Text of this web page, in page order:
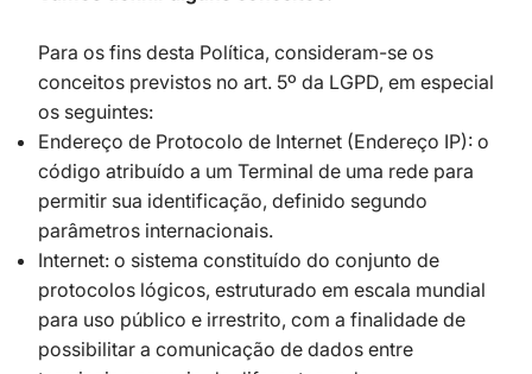
Para os fins desta Política, consideram-se os
conceitos previstos no art. 5º da LGPD, em especial
os seguintes:
Endereço de Protocolo de Internet (Endereço IP): o
código atribuído a um Terminal de uma rede para
permitir sua identificação, definido segundo
parâmetros internacionais.
Internet: o sistema constituído do conjunto de
protocolos lógicos, estruturado em escala mundial
para uso público e irrestrito, com a finalidade de
possibilitar a comunicação de dados entre